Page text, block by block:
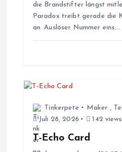
die Brandstifter längst
Paradox treibt gerade die
an. Auslöser Nummer eins:…
Tinkerpete Maker ,
Juli 28, 2026
142 views
T-Echo Card